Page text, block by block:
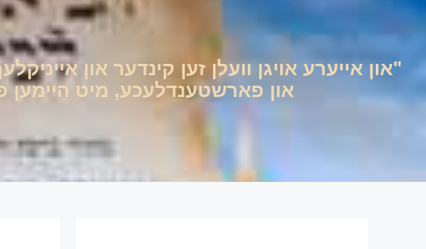
"און אייערע אויגן וועלן זען קינדער און
און פארשטענדלעכע, מיט היימען